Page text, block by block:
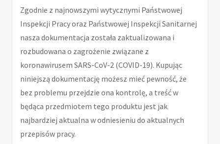
Zgodnie z najnowszymi wytycznymi Państwowej
Inspekcji Pracy oraz Państwowej Inspekcji Sanitarnej
nasza dokumentacja została zaktualizowana i
rozbudowana o zagrożenie związane z
koronawirusem SARS-CoV-2 (COVID-19). Kupując
niniejszą dokumentację możesz mieć pewność, że
bez problemu przejdzie ona kontrolę, a treść w
będąca przedmiotem tego produktu jest jak
najbardziej aktualna w odniesieniu do aktualnych
przepisów pracy.